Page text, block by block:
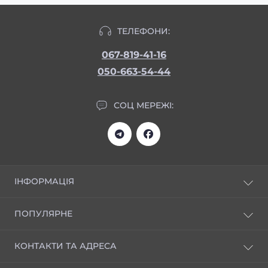
ТЕЛЕФОНИ:
067-819-41-16
050-663-54-44
СОЦ МЕРЕЖІ:
ІНФОРМАЦІЯ
Відгуки
Скачати прайс
ПОПУЛЯРНЕ
Креми універсальні
КОНТАКТИ ТА АДРЕСА